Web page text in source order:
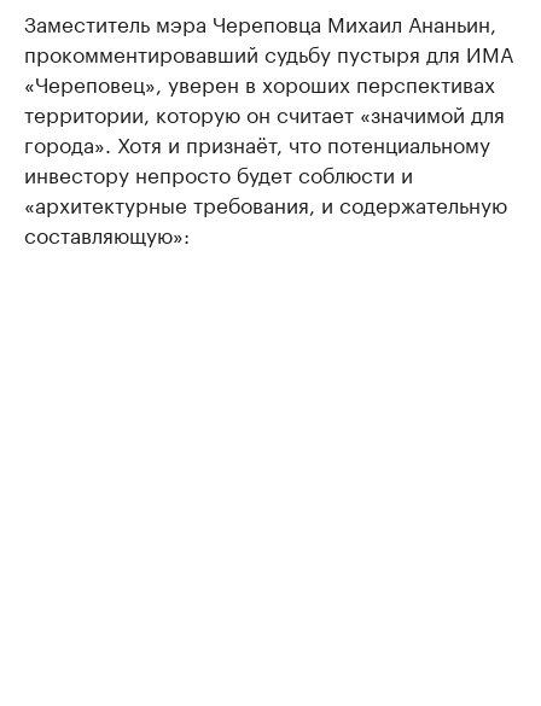
Заместитель мэра Череповца Михаил Ананьин,
прокомментировавший судьбу пустыря для ИМА
«Череповец», уверен в хороших перспективах
территории, которую он считает «значимой для
города». Хотя и признаёт, что потенциальному
инвестору непросто будет соблюсти и
«архитектурные требования, и содержательную
составляющую»: